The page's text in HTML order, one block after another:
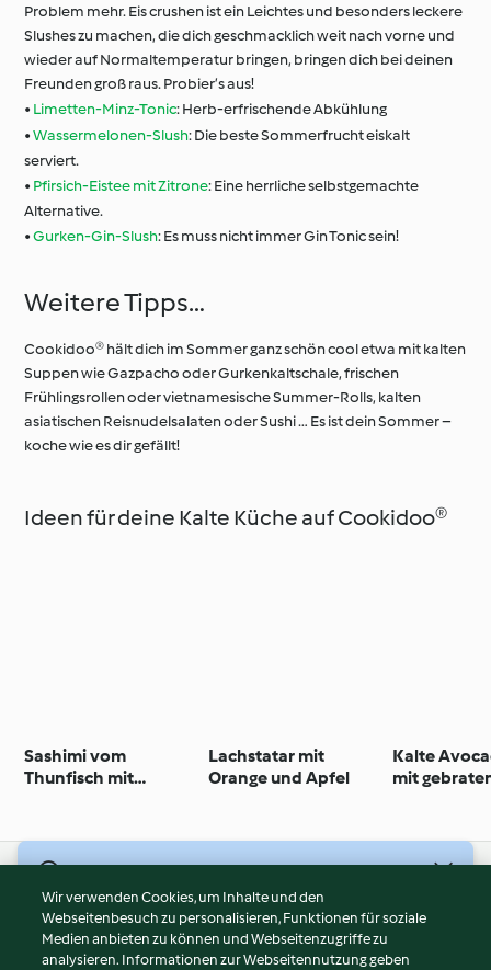
Problem mehr. Eis crushen ist ein Leichtes und besonders leckere
Slushes zu machen, die dich geschmacklich weit nach vorne und
wieder auf Normaltemperatur bringen, bringen dich bei deinen
Freunden groß raus. Probier’s aus!
• Limetten-Minz-Tonic: Herb-erfrischende Abkühlung
•Wassermelonen-Slush: Die beste Sommerfrucht eiskalt
serviert.
• Pfirsich-Eistee mit Zitrone: Eine herrliche selbstgemachte
Alternative.
•Gurken-Gin-Slush: Es muss nicht immer Gin Tonic sein!
Weitere Tipps…
Cookidoo® hält dich im Sommer ganz schön cool etwa mit kalten
Suppen wie Gazpacho oder Gurkenkaltschale, frischen
Frühlingsrollen oder vietnamesische Summer-Rolls, kalten
asiatischen Reisnudelsalaten oder Sushi … Es ist dein Sommer –
koche wie es dir gefällt!
Ideen für deine Kalte Küche auf Cookidoo®
Sashimi vom
Thunfisch mit
Lachstatar mit
Orange und Apfel
Kalte
mit
Nutzungsbedingungen
Datenschutzrichtlinien
Wir verwenden Cookies, um Inhalte und den
Webseitenbesuch zu personalisieren, Funktionen für soziale
Medien anbieten zu können und Webseitenzugriffe zu
analysieren. Informationen zur Webseitennutzung geben